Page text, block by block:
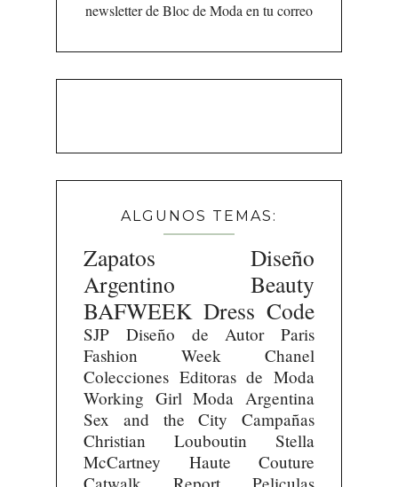
newsletter de Bloc de Moda en tu correo
ALGUNOS TEMAS:
Zapatos
Diseño
Argentino
Beauty
BAFWEEK Dress Code
SJP Diseño de Autor
Paris
Fashion Week
Chanel
Colecciones Editoras de Moda
Working Girl Moda Argentina
Sex and the City
Campañas
Christian Louboutin
Stella
McCartney
Haute Couture